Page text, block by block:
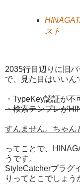
スト
2035行目辺りに旧
で、見た目はいいん
・TypeKey認証が不
・検索テンプレが
すんません。ちゃん
ってことで、
うです。
StyleCatcherプラグ
りってとこでしょう